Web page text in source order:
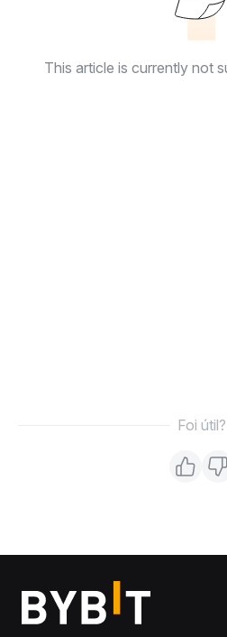
This article is currently not
Foi útil?